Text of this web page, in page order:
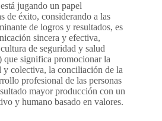
jugando un papel
de éxito, considerando a las
de logros y resultados, es
sincera y efectiva,
de seguridad y salud
que significa promocionar la
colectiva, la conciliación de la
profesional de las personas
mayor producción con un
y humano basado en valores.